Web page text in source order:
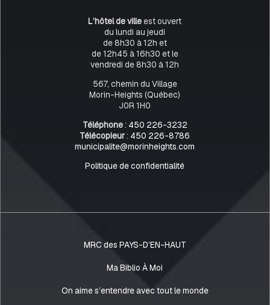
L’hôtel de villeest ouvert
du lundi au jeudi
de 8h30 à 12h et
de 12h45 à 16h30 et le
vendredi de 8h30 à 12h
567, chemin du Village
Morin-Heights (Québec)
J0R 1H0
Téléphone: 450 226-3232
Télécopieur: 450 226-8786
municipalite@morinheights.com
Politique de confidentialité
MRC des PAYS-D’EN-HAUT
Ma Biblio À Moi
On aime s’entendre avec tout le monde